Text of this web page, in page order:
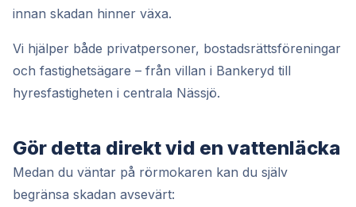
innan skadan hinner växa.
Vi hjälper både privatpersoner, bostadsrättsföreningar
och fastighetsägare – från villan i Bankeryd till
hyresfastigheten i centrala Nässjö.
Gör detta direkt vid en vattenläcka
Medan du väntar på rörmokaren kan du själv
begränsa skadan avsevärt: